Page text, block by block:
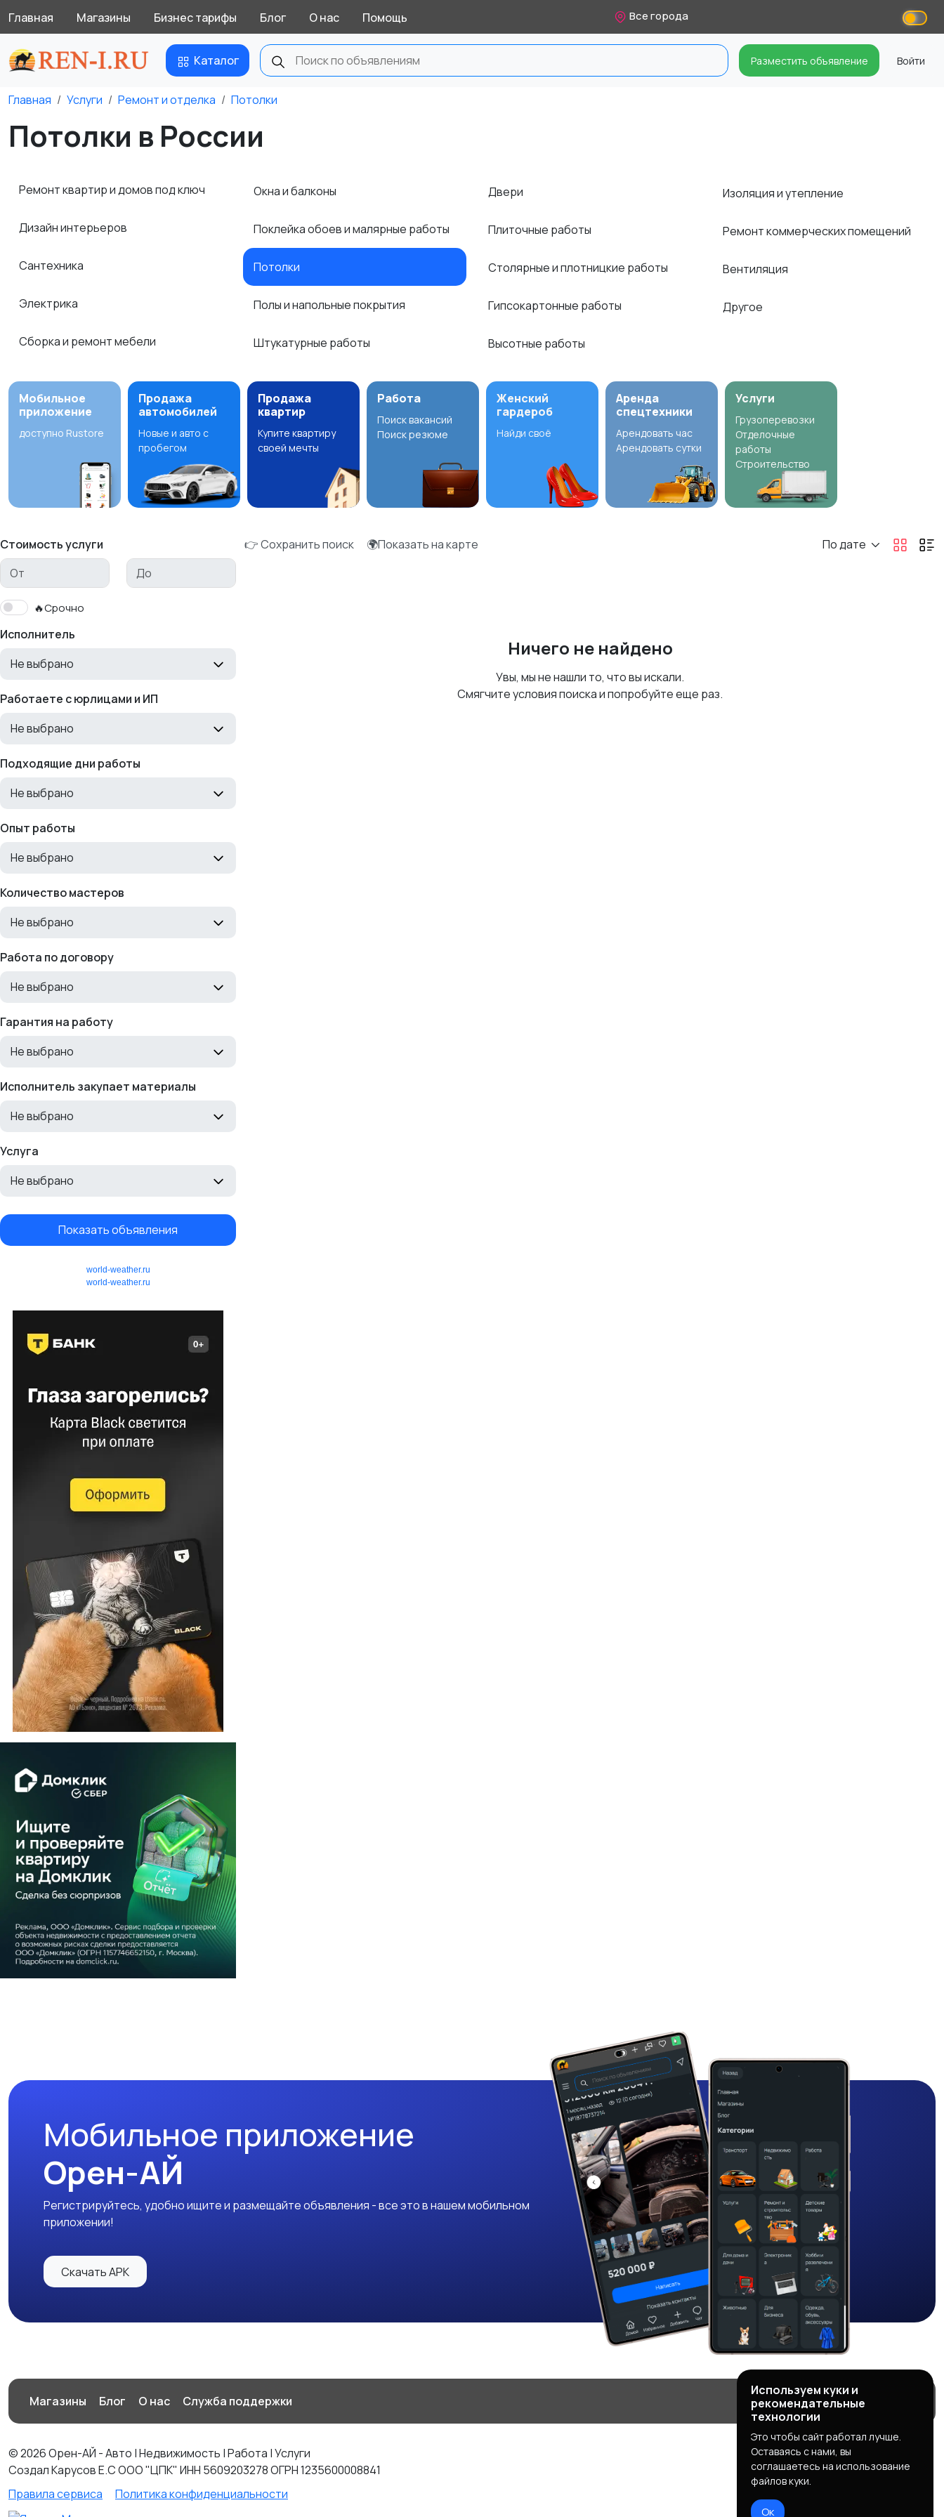
Главная Магазины Бизнес тарифы Блог О нас Помощь Все города
Каталог Разместить объявление Войти
Главная Услуги Ремонт и отделка Потолки
Потолки в России
Ремонт квартир и домов под ключ
Дизайн интерьеров
Сантехника
Электрика
Сборка и ремонт мебели
Окна и балконы
Поклейка обоев и малярные работы
Потолки
Полы и напольные покрытия
Штукатурные работы
Двери
Плиточные работы
Столярные и плотницкие работы
Гипсокартонные работы
Высотные работы
Изоляция и утепление
Ремонт коммерческих помещений
Вентиляция
Другое
Мобильное
приложение
доступно Rustore
Продажа
автомобилей
Новые и авто с
пробегом
Продажа
квартир
Купите квартиру
своей мечты
Работа
Поиск вакансий
Поиск резюме
Женский
гардероб
Найди своё
Аренда
спецтехники
Арендовать час
Арендовать сутки
Услуги
Грузоперевозки
Отделочные
работы
Строительство
Стоимость услуги
🔥Срочно
Исполнитель
Не выбрано
Работаете с юрлицами и ИП
Не выбрано
Подходящие дни работы
Не выбрано
Опыт работы
Не выбрано
Количество мастеров
Не выбрано
Работа по договору
Не выбрано
Гарантия на работу
Не выбрано
Исполнитель закупает материалы
Не выбрано
Услуга
Не выбрано
Показать объявления
world-weather.ru
world-weather.ru
👉 Сохранить поиск 🌍Показать на карте По дате
Ничего не найдено
Увы, мы не нашли то, что вы искали.
Смягчите условия поиска и попробуйте еще раз.
Мобильное приложение
Орен-АЙ
Регистрируйтесь, удобно ищите и размещайте объявления - все это в нашем мобильном
приложении!
Скачать APK
Магазины Блог О нас Служба поддержки
© 2026 Орен-АЙ - Авто | Недвижимость | Работа | Услуги
Создал Карусов Е.С ООО "ЦПК" ИНН 5609203278 ОГРН 1235600008841
Правила сервиса
Политика конфиденциальности
Используем куки и
рекомендательные
технологии
Это чтобы сайт работал лучше.
Оставаясь с нами, вы
соглашаетесь на использование
файлов куки.
Ок